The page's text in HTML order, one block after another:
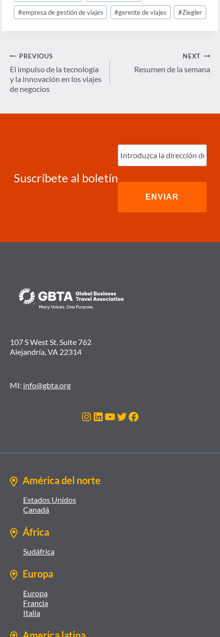
#empresa de gestión de viajes #gerente de viajes #Ziegler
Navegación
de
entradas
PREVIOUS
El impulso de la tecnología
y la innovación en los viajes
de negocios
NEXT
Resumen de la semana
Suscríbete al boletín
Ingrese
correo
electrónico
107 S West St. Suite 762
Alejandría, VA 22314
MI: info@gbta.org
Instagram
LinkedIn
YouTube
Twitter
Facebook
América del norte
Estados Unidos
Canadá
África
Sudáfrica
Europa
Europa
Francia
Italia